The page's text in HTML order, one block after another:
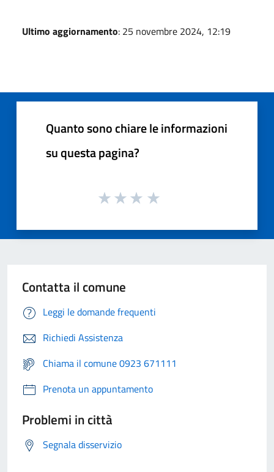
Ultimo aggiornamento: 25 novembre 2024, 12:19
Quanto sono chiare le informazioni
su questa pagina?
Contatta il comune
Leggi le domande frequenti
Richiedi Assistenza
Chiama il comune 0923 671111
Prenota un appuntamento
Problemi in città
Segnala disservizio